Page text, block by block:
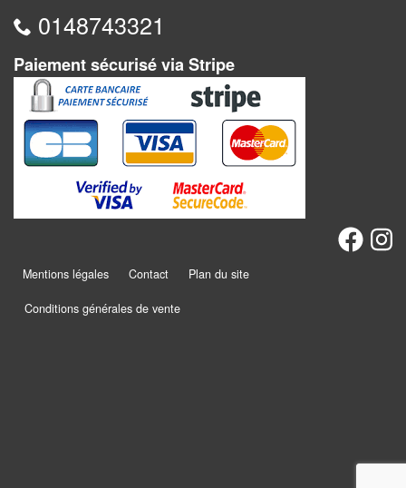
Nouveautés
Promotions
Chèques
Actualités
0148743321
Paiement sécurisé via Stripe
Mentions légales Contact Plan du site
Conditions générales de vente